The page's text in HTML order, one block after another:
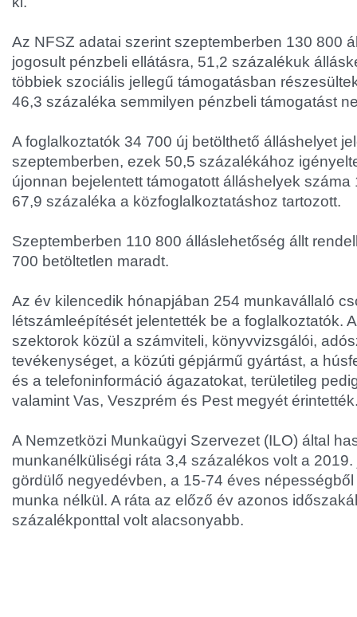
Az NFSZ adatai szerint szeptemberben 130 800
jogosult pénzbeli ellátásra, 51,2 százalékuk
többiek szociális jellegű támogatásban
46,3 százaléka semmilyen pénzbeli támogatást
A foglalkoztatók 34 700 új betölthető álláshelyet
szeptemberben, ezek 50,5 százalékához
újonnan bejelentett támogatott álláshelyek
67,9 százaléka a közfoglalkoztatáshoz tartozott.
Szeptemberben 110 800 álláslehetőség állt
700 betöltetlen maradt.
Az év kilencedik hónapjában 254 munkavállaló
létszámleépítését jelentették be a foglalkoztatók.
szektorok közül a számviteli, könyvvizsgálói,
tevékenységet, a közúti gépjármű gyártást, a
és a telefoninformáció ágazatokat, területileg
valamint Vas, Veszprém és Pest megyét
A Nemzetközi Munkaügyi Szervezet (ILO) által
munkanélküliségi ráta 3,4 százalékos volt a
gördülő negyedévben, a 15-74 éves
munka nélkül. A ráta az előző év azonos
százalékponttal volt alacsonyabb.